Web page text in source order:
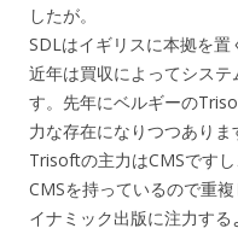
したが。
SDLはイギリスに本拠を置
近年は買収によってシス
す。先年にベルギーの
力な存在になりつつありま
Trisoftの主力はCMSです
CMSを持っているので重
イナミック出版に注力する